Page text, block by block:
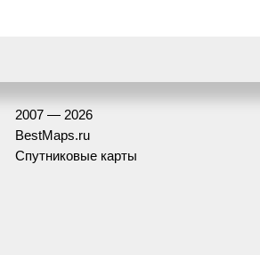
2007 — 2026
BestMaps.ru
Спутниковые карты